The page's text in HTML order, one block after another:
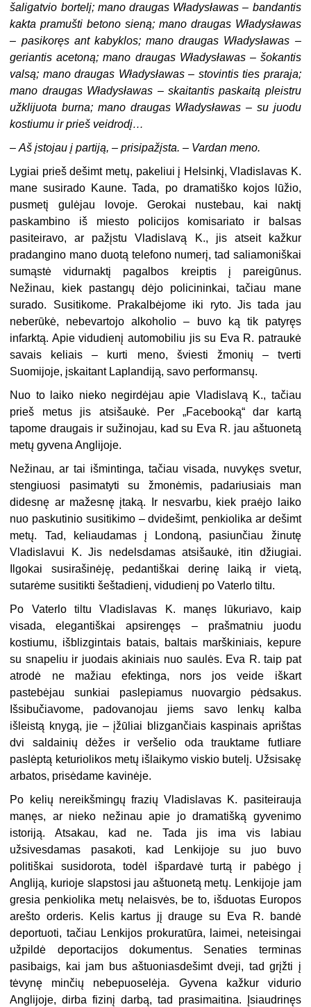
šaligatvio bortelį; mano draugas Władysławas – bandantis
kakta pramušti betono sieną; mano draugas Władysławas
– pasikoręs ant kabyklos; mano draugas Władysławas –
geriantis acetoną; mano draugas Władysławas – šokantis
valsą; mano draugas Władysławas – stovintis ties praraja;
mano draugas Władysławas – skaitantis paskaitą pleistru
užklijuota burna; mano draugas Władysławas – su juodu
kostiumu ir prieš veidrodį…
–Aš įstojau į partiją, – prisipažįsta. – Vardan meno.
Lygiai prieš dešimt metų, pakeliui į Helsinkį, Vladislavas K.
mane susirado Kaune. Tada, po dramatiško kojos lūžio,
pusmetį gulėjau lovoje. Gerokai nustebau, kai naktį
paskambino iš miesto policijos komisariato ir balsas
pasiteiravo, ar pažįstu Vladislavą K., jis atseit kažkur
pradangino mano duotą telefono numerį, tad saliamoniškai
sumąstė vidurnaktį pagalbos kreiptis į pareigūnus.
Nežinau, kiek pastangų dėjo policininkai, tačiau mane
surado. Susitikome. Prakalbėjome iki ryto. Jis tada jau
neberūkė, nebevartojo alkoholio – buvo ką tik patyręs
infarktą. Apie vidudienį automobiliu jis su Eva R. patraukė
savais keliais – kurti meno, šviesti žmonių – tverti
Suomijoje, įskaitant Laplandiją, savo performansų.
Nuo to laiko nieko negirdėjau apie Vladislavą K., tačiau
prieš metus jis atsišaukė. Per „Facebooką“ dar kartą
tapome draugais ir sužinojau, kad su Eva R. jau aštuonetą
metų gyvena Anglijoje.
Nežinau, ar tai išmintinga, tačiau visada, nuvykęs svetur,
stengiuosi pasimatyti su žmonėmis, padariusiais man
didesnę ar mažesnę įtaką. Ir nesvarbu, kiek praėjo laiko
nuo paskutinio susitikimo – dvidešimt, penkiolika ar dešimt
metų. Tad, keliaudamas į Londoną, pasiunčiau žinutę
Vladislavui K. Jis nedelsdamas atsišaukė, itin džiugiai.
Ilgokai susirašinėję, pedantiškai derinę laiką ir vietą,
sutarėme susitikti šeštadienį, vidudienį po Vaterlo tiltu.
Po Vaterlo tiltu Vladislavas K. manęs lūkuriavo, kaip
visada, elegantiškai apsirengęs – prašmatniu juodu
kostiumu, išblizgintais batais, baltais marškiniais, kepure
su snapeliu ir juodais akiniais nuo saulės. Eva R. taip pat
atrodė ne mažiau efektinga, nors jos veide iškart
pastebėjau sunkiai paslepiamus nuovargio pėdsakus.
Išsibučiavome, padovanojau jiems savo lenkų kalba
išleistą knygą, jie – įžūliai blizgančiais kaspinais aprištas
dvi saldainių dėžes ir veršelio oda trauktame futliare
paslėptą keturiolikos metų išlaikymo viskio butelį. Užsisakę
arbatos, prisėdame kavinėje.
Po kelių nereikšmingų frazių Vladislavas K. pasiteirauja
manęs, ar nieko nežinau apie jo dramatišką gyvenimo
istoriją. Atsakau, kad ne. Tada jis ima vis labiau
užsivesdamas pasakoti, kad Lenkijoje su juo buvo
politiškai susidorota, todėl išpardavė turtą ir pabėgo į
Angliją, kurioje slapstosi jau aštuonetą metų. Lenkijoje jam
gresia penkiolika metų nelaisvės, be to, išduotas Europos
arešto orderis. Kelis kartus jį drauge su Eva R. bandė
deportuoti, tačiau Lenkijos prokuratūra, laimei, neteisingai
užpildė deportacijos dokumentus. Senaties terminas
pasibaigs, kai jam bus aštuoniasdešimt dveji, tad grįžti į
tėvynę minčių nebepuoselėja. Gyvena kažkur vidurio
Anglijoje, dirba fizinį darbą, tad prasimaitina. Įsiaudrinęs